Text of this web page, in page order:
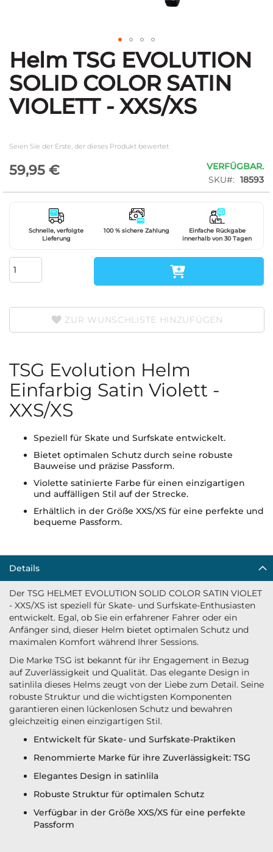
Zum
Anfang
der
Bildgalerie
springen
Helm TSG EVOLUTION
SOLID COLOR SATIN
VIOLETT - XXS/XS
Seien Sie der Erste, der dieses Produkt bewertet
59,95 €
VERFÜGBAR.
SKU
18593
Schnelle, verfolgte
Lieferung
100 % sichere Zahlung
Einfache Rückgabe
innerhalb von 30 Tagen
ZUR WUNSCHLISTE HINZUFÜGEN
TSG Evolution Helm
Einfarbig Satin Violett -
XXS/XS
Speziell für Skate und Surfskate entwickelt.
Bietet optimalen Schutz durch seine robuste
Bauweise und präzise Passform.
Violette satinierte Farbe für einen einzigartigen
und auffälligen Stil auf der Strecke.
Erhältlich in der Größe XXS/XS für eine perfekte und
bequeme Passform.
Details
Der TSG HELMET EVOLUTION SOLID COLOR SATIN VIOLET
- XXS/XS ist speziell für Skate- und Surfskate-Enthusiasten
entwickelt. Egal, ob Sie ein erfahrener Fahrer oder ein
Anfänger sind, dieser Helm bietet optimalen Schutz und
maximalen Komfort während Ihrer Sessions.
Die Marke TSG ist bekannt für ihr Engagement in Bezug
auf Zuverlässigkeit und Qualität. Das elegante Design in
satinlila dieses Helms zeugt von der Liebe zum Detail. Seine
robuste Struktur und die wichtigsten Komponenten
garantieren einen lückenlosen Schutz und bewahren
gleichzeitig einen einzigartigen Stil.
Entwickelt für Skate- und Surfskate-Praktiken
Renommierte Marke für ihre Zuverlässigkeit: TSG
Elegantes Design in satinlila
Robuste Struktur für optimalen Schutz
Verfügbar in der Größe XXS/XS für eine perfekte
Passform